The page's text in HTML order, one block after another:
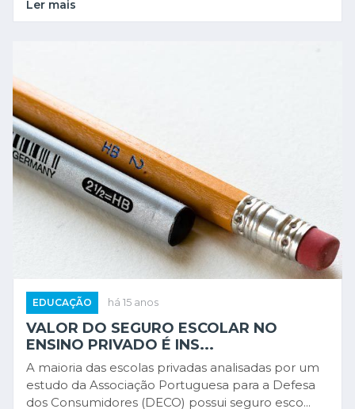
Ler mais
EDUCAÇÃO há 15 anos
VALOR DO SEGURO ESCOLAR NO
ENSINO PRIVADO É INS...
A maioria das escolas privadas analisadas por um
estudo da Associação Portuguesa para a Defesa
dos Consumidores (DECO) possui seguro esco...